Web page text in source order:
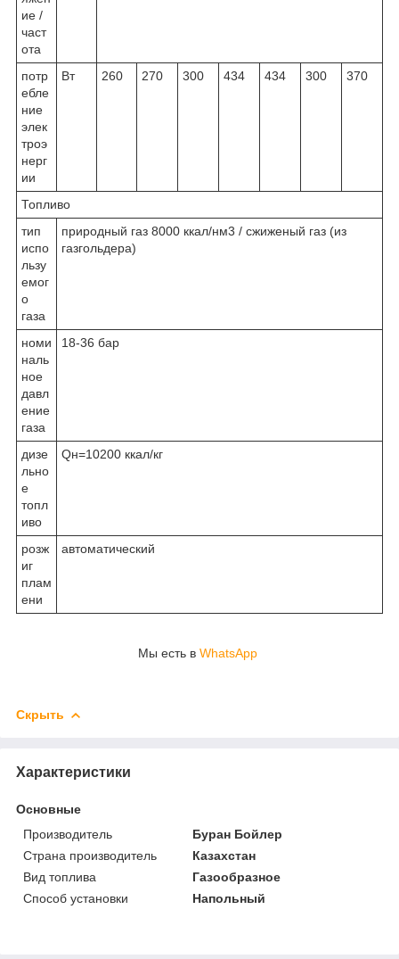
ие /
част
ота
потр
ебле
ние
элек
троэ
нерг
ии
Вт 260 270 300 434 434 300 370
Топливо
тип
испо
льзу
емог
о
газа
природный газ 8000 ккал/нм3 / сжиженый газ (из
газгольдера)
номи
наль
ное
давл
ение
газа
18-36 бар
дизе
льно
е
топл
иво
Qн=10200 ккал/кг
розж
иг
плам
ени
автоматический
Мы есть в WhatsApp
Скрыть
Характеристики
Основные
Производитель
Буран Бойлер
Страна производитель
Казахстан
Вид топлива
Газообразное
Способ установки
Напольный